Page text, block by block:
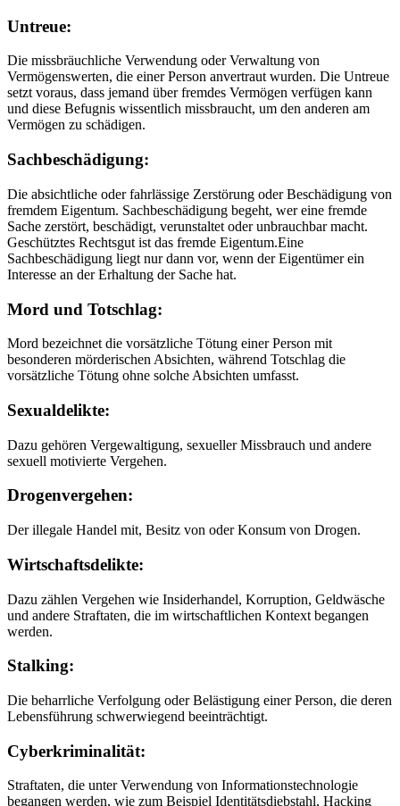
Untreue:
Die missbräuchliche Verwendung oder Verwaltung von
Vermögenswerten, die einer Person anvertraut wurden. Die Untreue
setzt voraus, dass jemand über fremdes Vermögen verfügen kann
und diese Befugnis wissentlich missbraucht, um den anderen am
Vermögen zu schädigen.
Sachbeschädigung:
Die absichtliche oder fahrlässige Zerstörung oder Beschädigung von
fremdem Eigentum. Sachbeschädigung begeht, wer eine fremde
Sache zerstört, beschädigt, verunstaltet oder unbrauchbar macht.
Geschütztes Rechtsgut ist das fremde Eigentum.Eine
Sachbeschädigung liegt nur dann vor, wenn der Eigentümer ein
Interesse an der Erhaltung der Sache hat.
Mord und Totschlag:
Mord bezeichnet die vorsätzliche Tötung einer Person mit
besonderen mörderischen Absichten, während Totschlag die
vorsätzliche Tötung ohne solche Absichten umfasst.
Sexualdelikte:
Dazu gehören Vergewaltigung, sexueller Missbrauch und andere
sexuell motivierte Vergehen.
Drogenvergehen:
Der illegale Handel mit, Besitz von oder Konsum von Drogen.
Wirtschaftsdelikte:
Dazu zählen Vergehen wie Insiderhandel, Korruption, Geldwäsche
und andere Straftaten, die im wirtschaftlichen Kontext begangen
werden.
Stalking:
Die beharrliche Verfolgung oder Belästigung einer Person, die deren
Lebensführung schwerwiegend beeinträchtigt.
Cyberkriminalität:
Straftaten, die unter Verwendung von Informationstechnologie
begangen werden, wie zum Beispiel Identitätsdiebstahl, Hacking